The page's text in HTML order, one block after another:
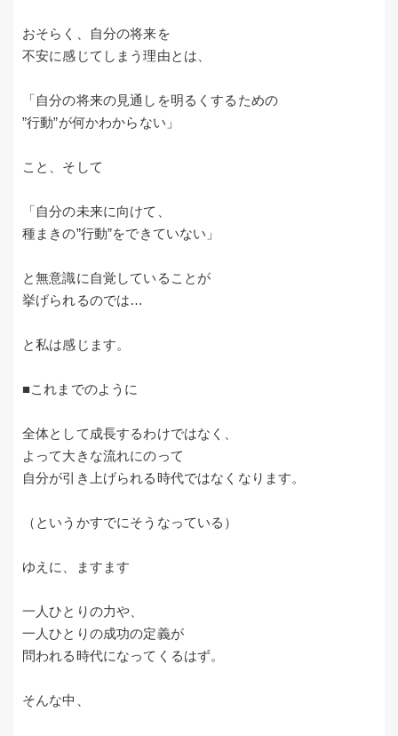
おそらく、自分の将来を
不安に感じてしまう理由とは、
「自分の将来の見通しを明るくするための
”行動”が何かわからない」
こと、そして
「自分の未来に向けて、
種まきの”行動”をできていない」
と無意識に自覚していることが
挙げられるのでは…
と私は感じます。
■これまでのように
全体として成長するわけではなく、
よって大きな流れにのって
自分が引き上げられる時代ではなくなります。
（というかすでにそうなっている）
ゆえに、ますます
一人ひとりの力や、
一人ひとりの成功の定義が
問われる時代になってくるはず。
そんな中、